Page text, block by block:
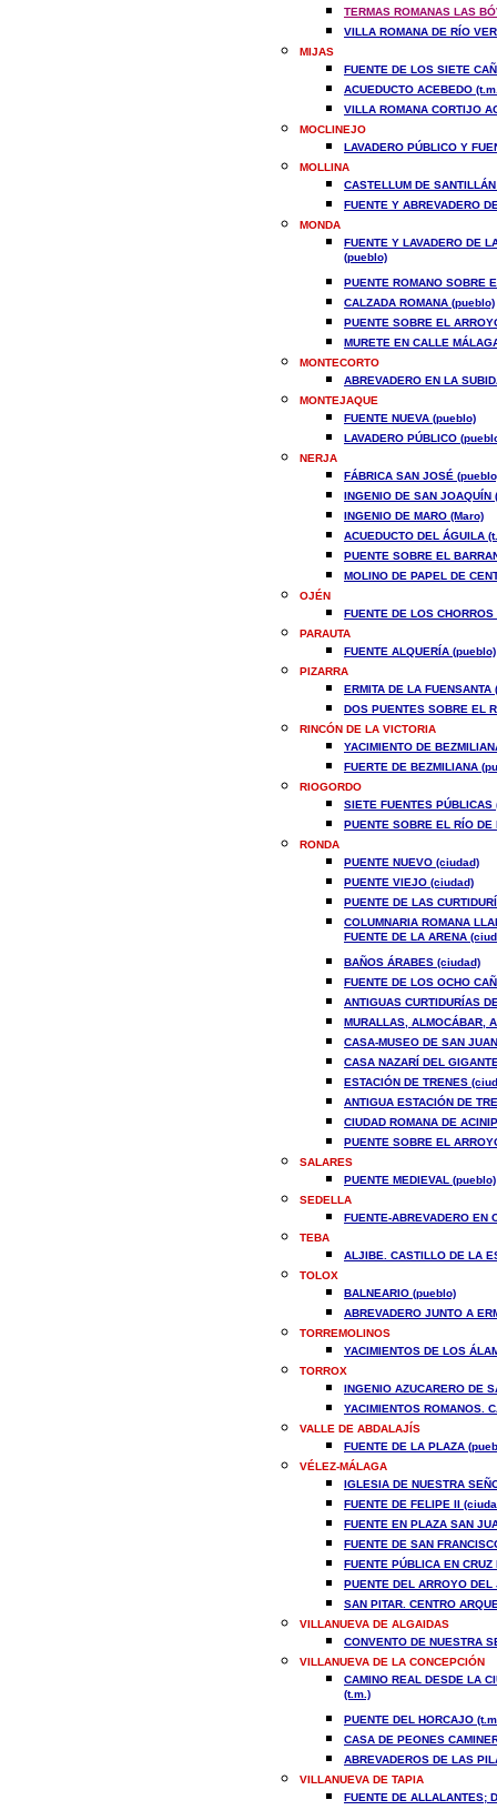
TERMAS ROMANAS LAS
VILLA ROMANA DE RÍO
MIJAS
FUENTE DE LOS SIETE
ACUEDUCTO ACEBEDO
VILLA ROMANA CORTIJO
MOCLINEJO
LAVADERO PÚBLICO Y
MOLLINA
CASTELLUM DE
FUENTE Y ABREVADERO
MONDA
FUENTE Y LAVADERO DE
(pueblo)
PUENTE ROMANO SOBRE
CALZADA ROMANA (pueblo)
PUENTE SOBRE EL
MURETE EN CALLE
MONTECORTO
ABREVADERO EN LA
MONTEJAQUE
FUENTE NUEVA (pueblo)
LAVADERO PÚBLICO
NERJA
FÁBRICA SAN JOSÉ
INGENIO DE SAN JOAQUÍN
INGENIO DE MARO (Maro)
ACUEDUCTO DEL ÁGUILA
PUENTE SOBRE EL
MOLINO DE PAPEL DE
OJÉN
FUENTE DE LOS
PARAUTA
FUENTE ALQUERÍA (pueblo)
PIZARRA
ERMITA DE LA FUENSANTA
DOS PUENTES SOBRE EL
RINCÓN DE LA VICTORIA
YACIMIENTO DE
FUERTE DE BEZMILIANA
RIOGORDO
SIETE FUENTES PÚBLICAS
PUENTE SOBRE EL RÍO
RONDA
PUENTE NUEVO (ciudad)
PUENTE VIEJO (ciudad)
PUENTE DE LAS
COLUMNARIA ROMANA
FUENTE DE LA ARENA
BAÑOS ÁRABES (ciudad)
FUENTE DE LOS OCHO
ANTIGUAS CURTIDURÍAS
MURALLAS, ALMOCÁBAR,
CASA-MUSEO DE SAN
CASA NAZARÍ DEL
ESTACIÓN DE TRENES
ANTIGUA ESTACIÓN DE
CIUDAD ROMANA DE
PUENTE SOBRE EL
SALARES
PUENTE MEDIEVAL (pueblo)
SEDELLA
FUENTE-ABREVADERO EN
TEBA
ALJIBE. CASTILLO DE LA
TOLOX
BALNEARIO (pueblo)
ABREVADERO JUNTO A
TORREMOLINOS
YACIMIENTOS DE LOS
TORROX
INGENIO AZUCARERO DE
YACIMIENTOS ROMANOS.
VALLE DE ABDALAJÍS
FUENTE DE LA PLAZA
VÉLEZ-MÁLAGA
IGLESIA DE NUESTRA
FUENTE DE FELIPE II
FUENTE EN PLAZA SAN
FUENTE DE SAN
FUENTE PÚBLICA EN
PUENTE DEL ARROYO
SAN PITAR. CENTRO
VILLANUEVA DE ALGAIDAS
CONVENTO DE NUESTRA
VILLANUEVA DE LA CONCEPCIÓN
CAMINO REAL DESDE LA
(t.m.)
PUENTE DEL HORCAJO
CASA DE PEONES
ABREVADEROS DE LAS
VILLANUEVA DE TAPIA
FUENTE DE ALLALANTES;